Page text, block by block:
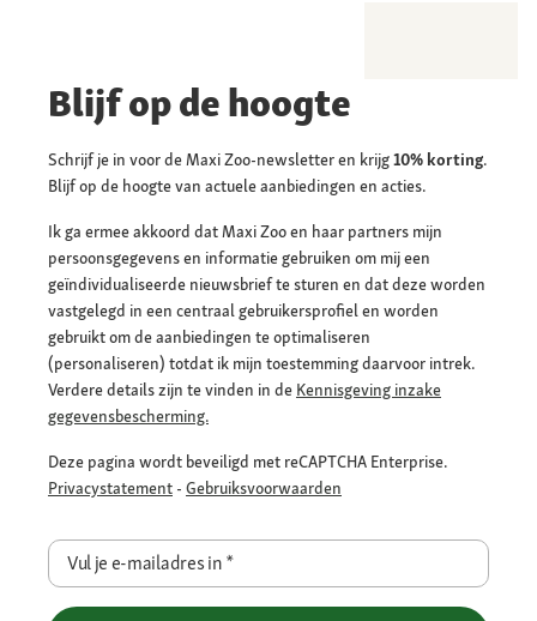
Blijf op de hoogte
Schrijf je in voor de Maxi Zoo-newsletter en krijg10% korting.
Blijf op de hoogte van actuele aanbiedingen en acties.
Ik ga ermee akkoord dat Maxi Zoo en haar partners mijn
persoonsgegevens en informatie gebruiken om mij een
geïndividualiseerde nieuwsbrief te sturen en dat deze worden
vastgelegd in een centraal gebruikersprofiel en worden
gebruikt om de aanbiedingen te optimaliseren
(personaliseren) totdat ik mijn toestemming daarvoor intrek.
Verdere details zijn te vinden in de Kennisgeving inzake
gegevensbescherming.
Deze pagina wordt beveiligd met reCAPTCHA Enterprise.
Privacystatement - Gebruiksvoorwaarden
Vul je e-mailadres in*